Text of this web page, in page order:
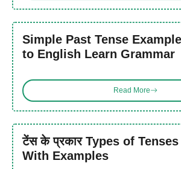
Simple Past Tense
to English Learn Grammar
Read More
टेंस के प्रकार Types of
With Examples